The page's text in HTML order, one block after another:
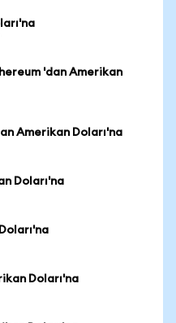
'dan Amerikan
Amerikan Doları'na
Doları'na
Doları'na